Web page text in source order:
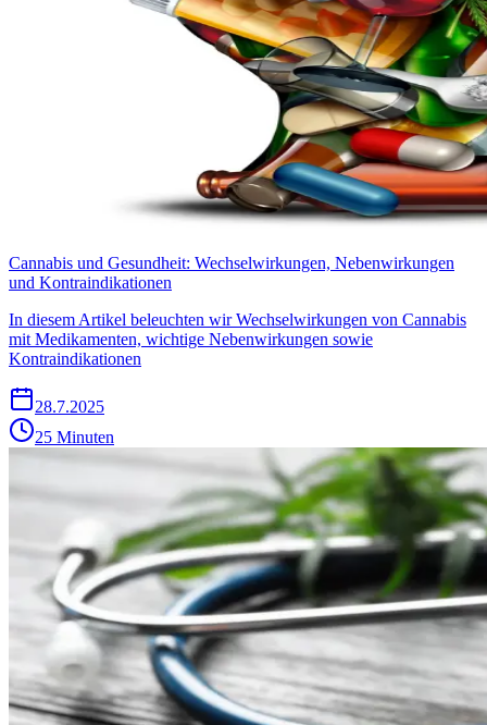
Cannabis und Gesundheit: Wechselwirkungen, Nebenwirkungen
und Kontraindikationen
In diesem Artikel beleuchten wir Wechselwirkungen von Cannabis
mit Medikamenten, wichtige Nebenwirkungen sowie
Kontraindikationen
28.7.2025
25 Minuten